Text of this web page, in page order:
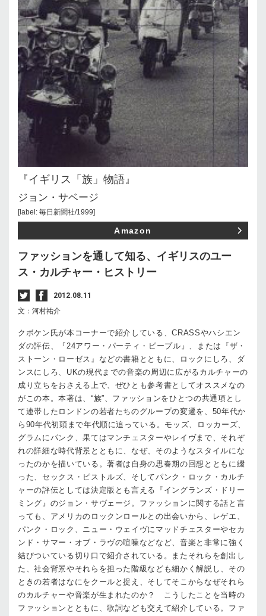
『イギリス「族」物語』
ジョン・サベージ
[label: 毎日新聞社/1999]
Amazon
ファッションを通して知る、イギリスのユー
ス・カルチャー・ヒストリー
2012.08.11
文：河村祐介
クボケン氏が本コーナーで紹介している、CRASSやハシエン
ダの評伝、『24アワー・パーティ・ピープル』、または『ザ・
ストーン・ローゼス』などの書籍とともに、ロックにしろ、ダ
ンスにしろ、UKの現代までの音楽の周辺に広がるカルチャーの
成り立ちをおさえる上で、ぜひとも参考書としてオススメなの
がこの本。本著は、“族”、ファッションをひとつの共通項とし
て連帯したロンドンの若者たちのグループの変遷を、50年代か
ら90年代初頭まで年代順に追っている。モッズ、ロッカーズ、
グラムにパンク、果てはマンチェスターやレイヴまで、それぞ
れの詳細な時代背景とともに、なぜ、そのようなスタイルにな
ったのかを描いている。著者は自身の思春期の回想とともに綴
った、セックス・ピストルズ、そしてパンク・ロック・カルチ
ャーの評伝としては決定版とも言える『イングランズ・ドリー
ミング』のジョン・サヴェージ。ファッションに関する話と言
っても、アメリカのロックンロールとの出会いから、レゲエ、
パンク・ロック、ニュー・ウェイヴにマッドチェスターやセカ
ンド・サマー・オブ・ラヴの喧噪などなど、音楽と非常に強く
結びついている切り口で紹介されている。またそれらを創出し
た、社会背景やそれらを担った階級なども細かく解説し、その
ときの若者はなにをクールと捉え、そしてそこからなぜそれら
のカルチャーや音楽が生まれたのか？ こうしたことを当時の
ファッションとともに、歌詞なども交えて紹介している。ファ